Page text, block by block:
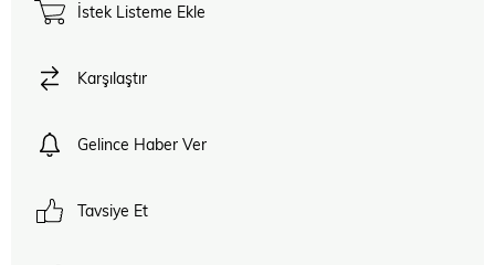
İstek Listeme Ekle
Karşılaştır
Gelince Haber Ver
Tavsiye Et